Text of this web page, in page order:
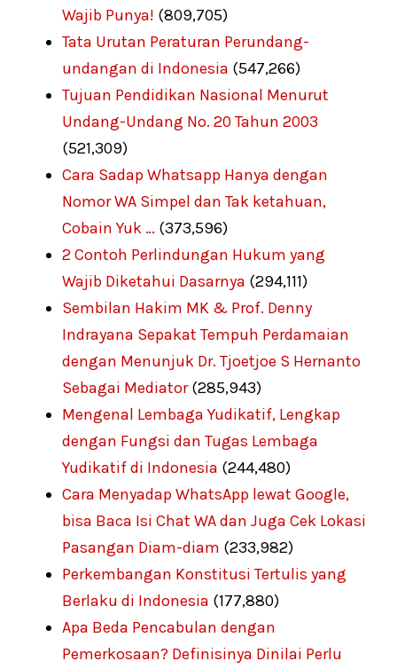
Wajib Punya! (809,705)
Tata Urutan Peraturan Perundang-
undangan di Indonesia (547,266)
Tujuan Pendidikan Nasional Menurut
Undang-Undang No. 20 Tahun 2003
(521,309)
Cara Sadap Whatsapp Hanya dengan
Nomor WA Simpel dan Tak ketahuan,
Cobain Yuk … (373,596)
2 Contoh Perlindungan Hukum yang
Wajib Diketahui Dasarnya (294,111)
Sembilan Hakim MK & Prof. Denny
Indrayana Sepakat Tempuh Perdamaian
dengan Menunjuk Dr. Tjoetjoe S Hernanto
Sebagai Mediator (285,943)
Mengenal Lembaga Yudikatif, Lengkap
dengan Fungsi dan Tugas Lembaga
Yudikatif di Indonesia (244,480)
Cara Menyadap WhatsApp lewat Google,
bisa Baca Isi Chat WA dan Juga Cek Lokasi
Pasangan Diam-diam (233,982)
Perkembangan Konstitusi Tertulis yang
Berlaku di Indonesia (177,880)
Apa Beda Pencabulan dengan
Pemerkosaan? Definisinya Dinilai Perlu